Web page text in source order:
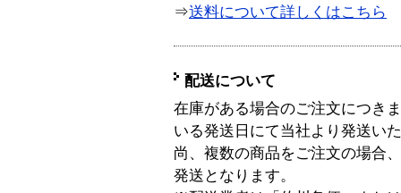
⇒送料について詳しくはこちら
配送について
在庫がある場合のご注文につき
いる発送日にて当社より発送い
尚、複数の商品をご注文の場合
発送となります。